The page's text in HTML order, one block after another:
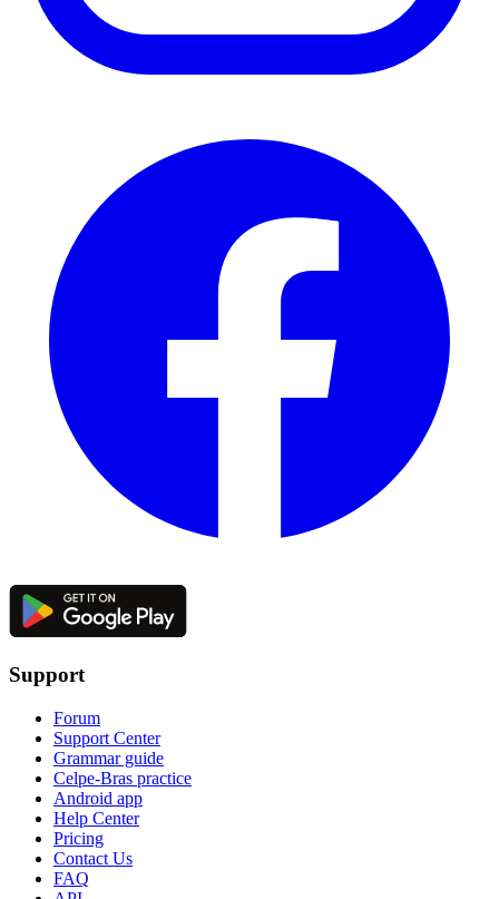
Support
Forum
Support Center
Grammar guide
Celpe-Bras practice
Android app
Help Center
Pricing
Contact Us
FAQ